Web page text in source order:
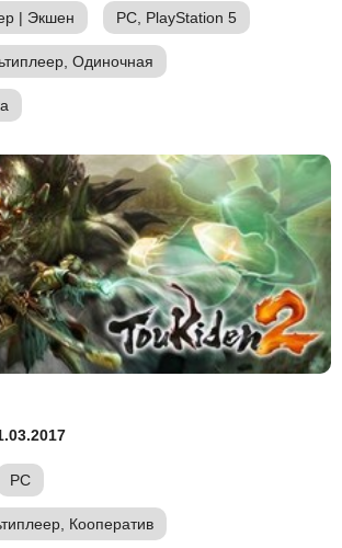
| Экшен PC, PlayStation 5
Одиночная
PC
Кооператив